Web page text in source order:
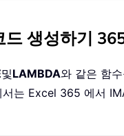
드 생성하기
및LAMBDA와 같은 함
는 Excel 365 에서